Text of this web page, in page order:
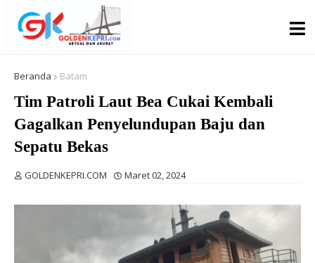
Beranda Batam
Tim Patroli Laut Bea Cukai Kembali
Gagalkan Penyelundupan Baju dan
Sepatu Bekas
GOLDENKEPRI.COM Maret 02, 2024